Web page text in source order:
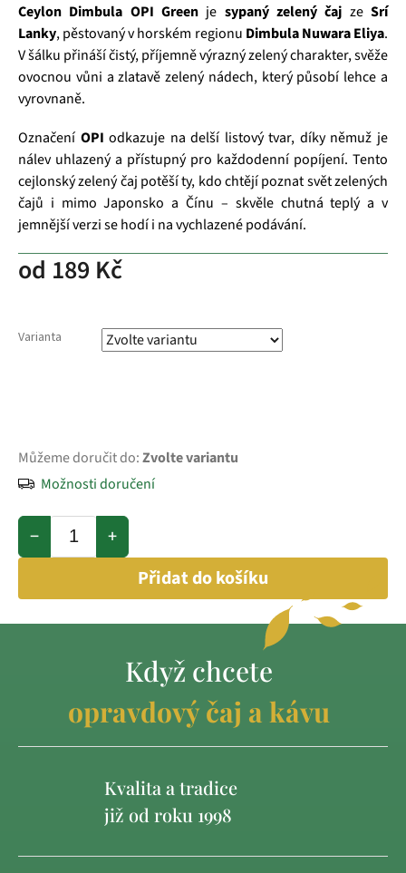
od 189 Kč
Varianta
Můžeme doručit do:Zvolte variantu
Možnosti doručení
+
−
Přidat do košíku
Ceylon Dimbula OPI Green je sypaný zelený čaj zeSrí
Lanky, pěstovaný v horském regionu Dimbula Nuwara Eliya.
V šálku přináší čistý, příjemně výrazný zelený charakter, svěže
ovocnou vůni a zlatavě zelený nádech, který působí lehce a
vyrovnaně.
Označení OPI odkazuje na delší listový tvar, díky němuž je
nálev uhlazený a přístupný pro každodenní popíjení. Tento
cejlonský zelený čaj potěší ty, kdo chtějí poznat svět zelených
čajů i mimo Japonsko a Čínu – skvěle chutná teplý a v
jemnější verzi se hodí i na vychlazené podávání.
Když chcete
opravdový čaj a kávu
Kvalita a tradice
již od roku 1998